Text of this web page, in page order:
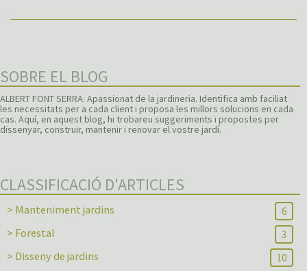
SOBRE EL BLOG
ALBERT FONT SERRA: Apassionat de la jardineria. Identifica amb faciliat
les necessitats per a cada client i proposa les millors solucions en cada
cas. Aquí, en aquest blog, hi trobareu suggeriments i propostes per
dissenyar, construir, mantenir i renovar el vostre jardí.
CLASSIFICACIÓ D'ARTICLES
> Manteniment jardins 6
> Forestal 3
> Disseny de jardins 10